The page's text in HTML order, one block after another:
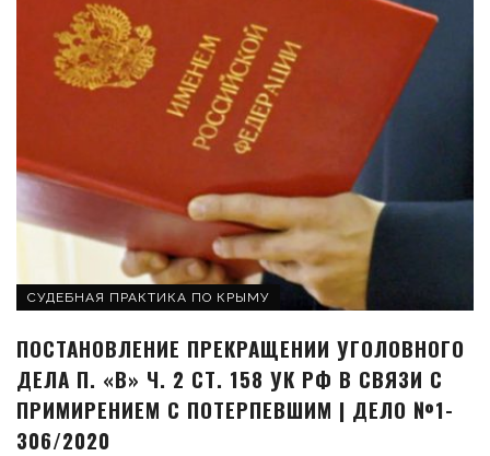
СУДЕБНАЯ ПРАКТИКА ПО КРЫМУ
ПОСТАНОВЛЕНИЕ ПРЕКРАЩЕНИИ УГОЛОВНОГО
ДЕЛА П. «В» Ч. 2 СТ. 158 УК РФ В СВЯЗИ С
ПРИМИРЕНИЕМ С ПОТЕРПЕВШИМ | ДЕЛО №1-
306/2020